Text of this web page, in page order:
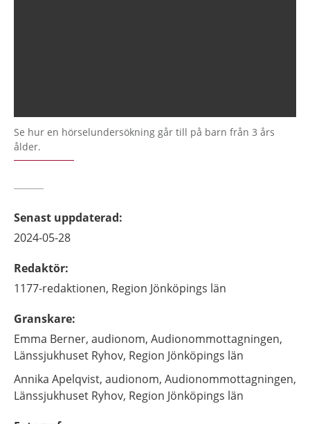
Se hur en hörselundersökning går till på barn från 3 års
ålder.
Senast uppdaterad:
2024-05-28
Redaktör:
1177-redaktionen, Region Jönköpings län
Granskare:
Emma Berner, audionom, Audionommottagningen,
Länssjukhuset Ryhov, Region Jönköpings län
Annika Apelqvist, audionom, Audionommottagningen,
Länssjukhuset Ryhov, Region Jönköpings län